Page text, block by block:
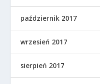
październik 2017
wrzesień 2017
sierpień 2017